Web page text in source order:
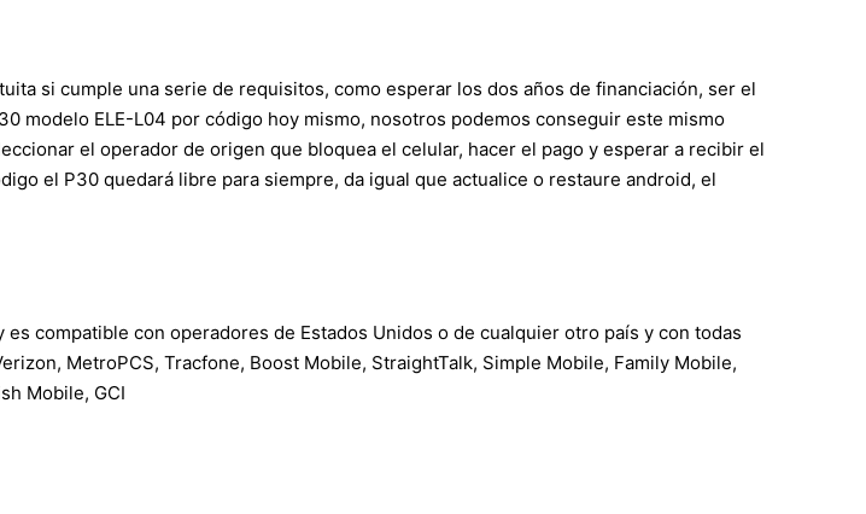
si cumple una serie de requisitos, como esperar los dos años de financiación, ser el
modelo ELE-L04 por código hoy mismo, nosotros podemos conseguir este mismo
el operador de origen que bloquea el celular, hacer el pago y esperar a recibir el
el P30 quedará libre para siempre, da igual que actualice o restaure android, el
compatible con operadores de Estados Unidos o de cualquier otro país y con todas
MetroPCS, Tracfone, Boost Mobile, StraightTalk, Simple Mobile, Family Mobile,
Mobile, GCI